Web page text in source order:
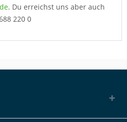
. Du erreichst uns aber auch
220 0